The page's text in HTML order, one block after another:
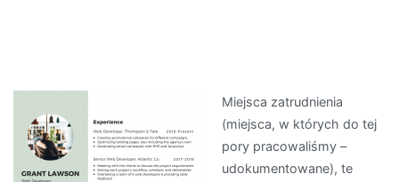
Miejsca zatrudnienia
(miejsca, w których do tej
pory pracowaliśmy –
udokumentowane), te